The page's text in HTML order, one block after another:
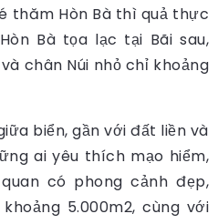
thăm Hòn Bà thì quả thực
Bà tọa lạc tại Bãi sau,
chân Núi nhỏ chỉ khoảng
biển, gần với đất liền và
ai yêu thích mạo hiểm,
có phong cảnh đẹp,
5.000m2, cùng với